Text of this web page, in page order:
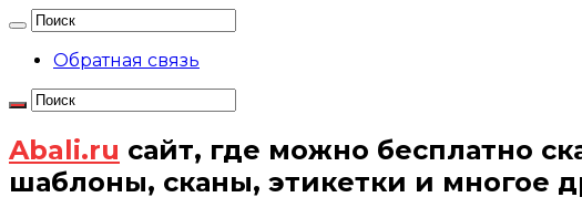
Обратная связь
Abali.ru сайт, где можно бесплатно
шаблоны, сканы, этикетки и многое